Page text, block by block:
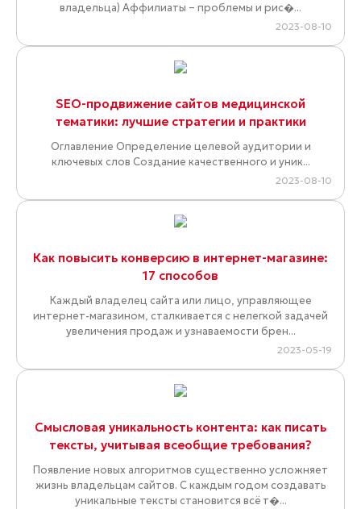
владельца) Аффилиаты – проблемы и рис�...
2023-08-10
SEO-продвижение сайтов медицинской
тематики: лучшие стратегии и практики
Оглавление Определение целевой аудитории и
ключевых слов Создание качественного и уник...
2023-08-10
Как повысить конверсию в интернет-магазине:
17 способов
Каждый владелец сайта или лицо, управляющее
интернет-магазином, сталкивается с нелегкой задачей
увеличения продаж и узнаваемости брен...
2023-05-19
Смысловая уникальность контента: как писать
тексты, учитывая всеобщие требования?
Появление новых алгоритмов существенно усложняет
жизнь владельцам сайтов. С каждым годом создавать
уникальные тексты становится всё т�...